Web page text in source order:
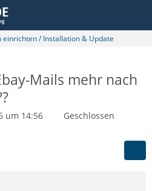
/ Installation & Update
Mails mehr nach
um 14:56
Geschlossen